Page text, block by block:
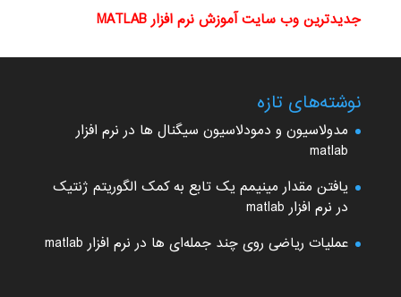
جدیدترین وب سایت آموزش نرم افزار MATLAB
نوشته‌های تازه
مدولاسیون و دمودلاسیون سیگنال ها در نرم افزار
matlab
یافتن مقدار مینیمم یک تابع به کمک الگوریتم ژنتیک
در نرم افزار matlab
عملیات ریاضی روی چند جمله‌ای ها در نرم افزار matlab